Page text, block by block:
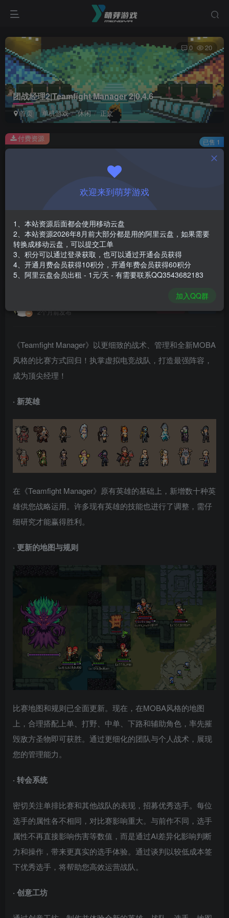
团战经理2|Teamfight Manager 2|0.4.6
首页 单机游戏 休闲 正文
0 20
此内容为付费资源，请付费后查看
￥1
免费
登录购买
安装包大小
游戏本体大小
1.13 GB
付费资源 已售 1
2个月前发布
《Teamfight Manager》以更细致的战术、管理和全新MOBA
风格的比赛方式回归！执掌虚拟电竞战队，打造最强阵容，
成为顶尖经理！
· 新英雄
在《Teamfight Manager》原有英雄的基础上，新增数十种英
雄供您战略运用。许多现有英雄的技能也进行了调整，需仔
细研究才能赢得胜利。
· 更新的地图与规则
比赛地图和规则已全面更新。现在，在MOBA风格的地图
上，合理搭配上单、打野、中单、下路和辅助角色，率先摧
毁敌方圣物即可获胜。通过更细化的团队与个人战术，展现
您的管理能力。
· 转会系统
密切关注单排比赛和其他战队的表现，招募优秀选手。每位
选手的属性各不相同，对比赛影响重大。与前作不同，选手
属性不再直接影响伤害等数值，而是通过AI差异化影响判断
力和操作，带来更真实的选手体验。通过谈判以较低成本签
下优秀选手，将帮助您高效运营战队。
· 创意工坊
欢迎来到萌芽游戏
1、本站资源后面都会使用移动云盘
2、本站资源2026年8月前大部分都是用的阿里云盘，如果需要
转换成移动云盘，可以提交工单
3、积分可以通过登录获取，也可以通过开通会员获得
4、开通月费会员获得10积分，开通年费会员获得60积分
5、阿里云盘会员出租 - 1元/天 - 有需要联系QQ3543682183
加入QQ群